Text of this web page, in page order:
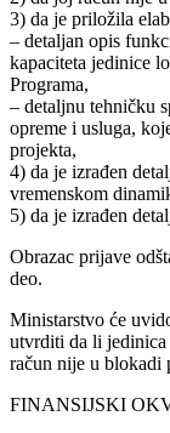
3) da je priložila
– detaljan opis
kapaciteta jedinice
Programa,
– detaljnu tehničku
opreme i usluga,
projekta,
4) da je izrađen
vremenskom
5) da je izrađen
Obrazac prijave
deo.
Ministarstvo će
utvrditi da li jedinica
račun nije u blokadi
FINANSIJSKI